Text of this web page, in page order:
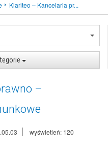
Klariteo – Kancelaria pr...
–
wyświetleń: 120